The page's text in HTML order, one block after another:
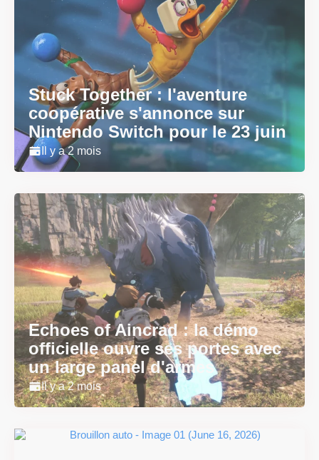
Stuck Together : l'aventure
coopérative s'annonce sur
Nintendo Switch pour le 23 juin
Il y a 2 mois
Echoes of Aincrad : la démo
officielle ouvre ses portes avec
un large panel d'armes
Il y a 2 mois